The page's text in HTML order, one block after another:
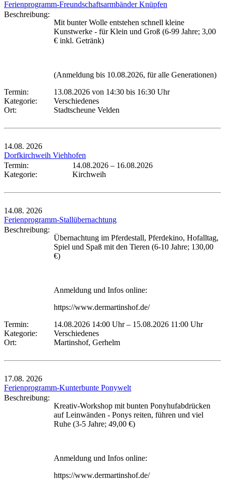
Ferienprogramm-Freundschaftsarmbänder Knüpfen
Beschreibung:
Mit bunter Wolle entstehen schnell kleine
Kunstwerke - für Klein und Groß (6-99 Jahre; 3,00
€ inkl. Getränk)
(Anmeldung bis 10.08.2026, für alle Generationen)
Termin:
13.08.2026 von 14:30 bis 16:30 Uhr
Kategorie:
Verschiedenes
Ort:
Stadtscheune Velden
14.08. 2026
Dorfkirchweih Viehhofen
Termin:
14.08.2026 – 16.08.2026
Kategorie:
Kirchweih
14.08. 2026
Ferienprogramm-Stallübernachtung
Beschreibung:
Übernachtung im Pferdestall, Pferdekino, Hofalltag,
Spiel und Spaß mit den Tieren (6-10 Jahre; 130,00
€)
Anmeldung und Infos online:
https://www.dermartinshof.de/
Termin:
14.08.2026 14:00 Uhr– 15.08.2026 11:00 Uhr
Kategorie:
Verschiedenes
Ort:
Martinshof, Gerhelm
17.08. 2026
Ferienprogramm-Kunterbunte Ponywelt
Beschreibung:
Kreativ-Workshop mit bunten Ponyhufabdrücken
auf Leinwänden - Ponys reiten, führen und viel
Ruhe (3-5 Jahre; 49,00 €)
Anmeldung und Infos online:
https://www.dermartinshof.de/